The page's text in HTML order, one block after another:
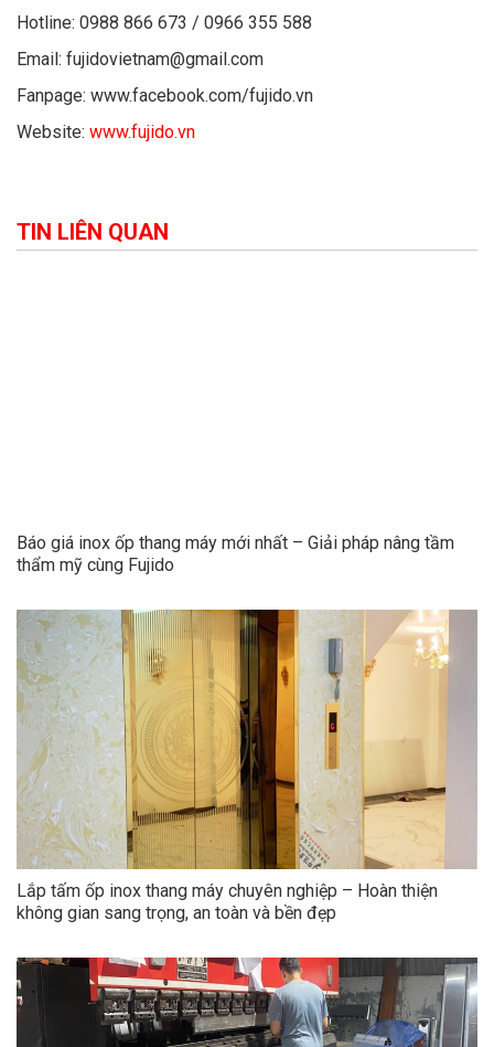
Hotline: 0988 866 673 / 0966 355 588
Email: fujidovietnam@gmail.com
Fanpage: www.facebook.com/fujido.vn
Website: www.fujido.vn
TIN LIÊN QUAN
Báo giá inox ốp thang máy mới nhất – Giải pháp nâng tầm
thẩm mỹ cùng Fujido
Lắp tấm ốp inox thang máy chuyên nghiệp – Hoàn thiện
không gian sang trọng, an toàn và bền đẹp